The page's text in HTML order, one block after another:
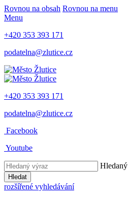
Rovnou na obsah Rovnou na menu
Menu
+420 353 393 171
podatelna@zlutice.cz
+420 353 393 171
podatelna@zlutice.cz
Facebook
Youtube
Hledat
rozšířené vyhledávání